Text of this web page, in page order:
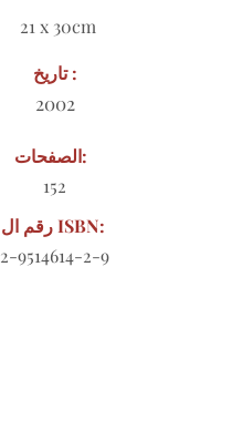
21 x 30cm
تاريخ :
2002
الصفحات:
152
رقم ال ISBN:
2-9514614-2-9